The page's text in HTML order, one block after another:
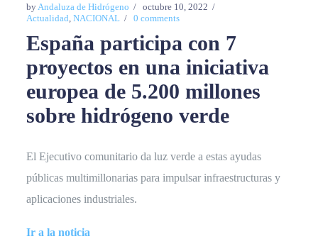
by Andaluza de Hidrógeno
octubre 10, 2022
Actualidad ,NACIONAL 0 comments
España participa con 7
proyectos en una iniciativa
europea de 5.200 millones
sobre hidrógeno verde
El Ejecutivo comunitario da luz verde a estas ayudas
públicas multimillonarias para impulsar infraestructuras y
aplicaciones industriales.
Ir a la noticia